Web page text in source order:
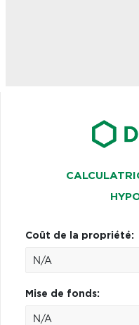
Coût de la propriété:
Mise de fonds: